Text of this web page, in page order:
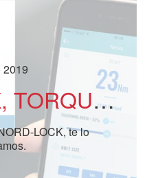
2019
NORD-LOCK, TORQUELATOR, te lo presentamos.
LOCK, te lo